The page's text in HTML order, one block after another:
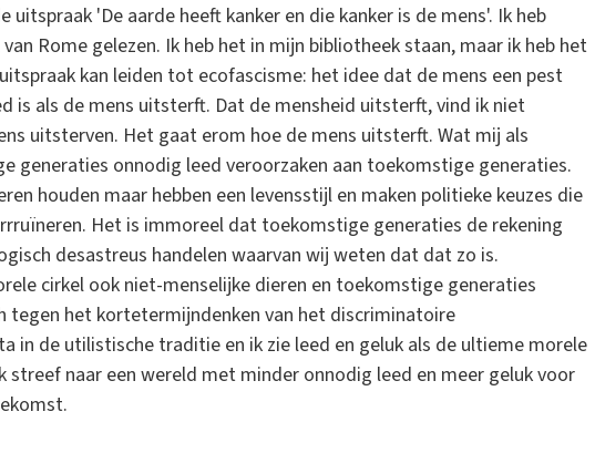
uitspraak 'De aarde heeft kanker en die kanker is de mens'. Ik heb
Rome gelezen. Ik heb het in mijn bibliotheek staan, maar ik heb het
kan leiden tot ecofascisme: het idee dat de mens een pest
is als de mens uitsterft. Dat de mensheid uitsterft, vind ik niet
uitsterven. Het gaat erom hoe de mens uitsterft. Wat mij als
generaties onnodig leed veroorzaken aan toekomstige generaties.
houden maar hebben een levensstijl en maken politieke keuzes die
Het is immoreel dat toekomstige generaties de rekening
desastreus handelen waarvan wij weten dat dat zo is.
cirkel ook niet-menselijke dieren en toekomstige generaties
tegen het kortetermijndenken van het discriminatoire
in de utilistische traditie en ik zie leed en geluk als de ultieme morele
streef naar een wereld met minder onnodig leed en meer geluk voor